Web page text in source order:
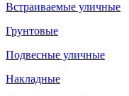
Встраиваемые уличные
Грунтовые
Подвесные уличные
Накладные